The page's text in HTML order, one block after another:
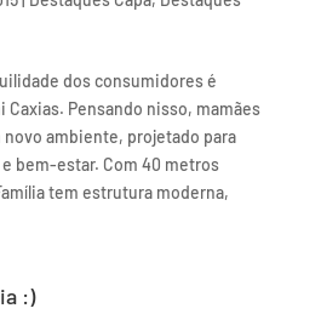
dos consumidores é
Pensando nisso, mamães
ambiente, projetado para
bem-estar. Com 40 metros
tem estrutura moderna,
:)